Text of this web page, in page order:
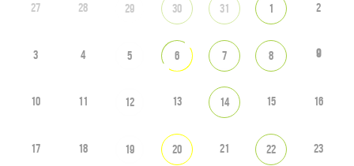
27 28 29 30 31 1 2
3 4 5 6 7 8 9
10 11 12 13 14 15 16
17 18 19 20 21 22 23